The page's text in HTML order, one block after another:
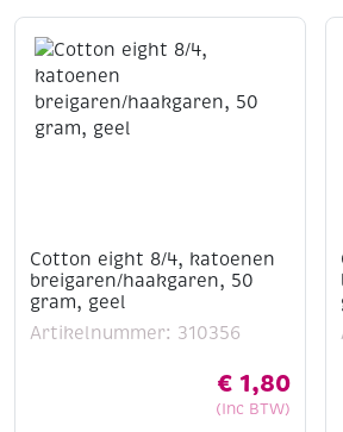
beige
Cotton eight 8/4, katoenen
breigaren/haakgaren, 50
gram, geel
Artikelnummer: 310356
€ 1,80
(Inc BTW)